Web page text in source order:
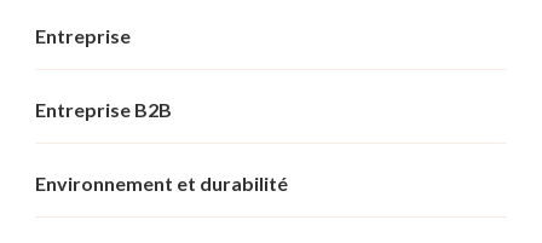
Entreprise
Entreprise B2B
Environnement et durabilité